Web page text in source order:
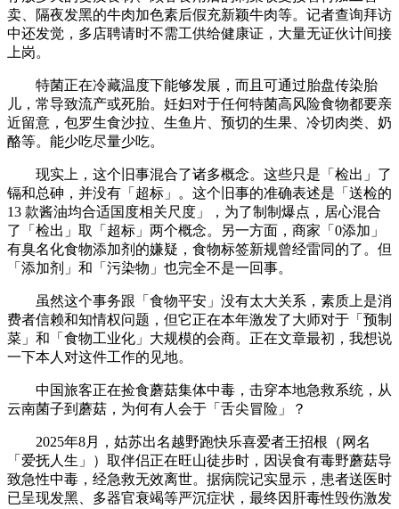
卖、隔夜发黑的牛肉加色素后假充新颖牛肉等。记者查询拜访
中还发觉，多店聘请时不需工供给健康证，大量无证伙计间接
上岗。
特菌正在冷藏温度下能够发展，而且可通过胎盘传染胎
儿，常导致流产或死胎。妊妇对于任何特菌高风险食物都要亲
近留意，包罗生食沙拉、生鱼片、预切的生果、冷切肉类、奶
酪等。能少吃尽量少吃。
现实上，这个旧事混合了诸多概念。这些只是「检出」了
镉和总砷，并没有「超标」。这个旧事的准确表述是「送检的
13 款酱油均合适国度相关尺度」，为了制制爆点，居心混合
了「检出」取「超标」两个概念。另一方面，商家「0添加」
有臭名化食物添加剂的嫌疑，食物标签新规曾经雷同的了。但
「添加剂」和「污染物」也完全不是一回事。
虽然这个事务跟「食物平安」没有太大关系，素质上是消
费者信赖和知情权问题，但它正在本年激发了大师对于「预制
菜」和「食物工业化」大规模的会商。正在文章最初，我想说
一下本人对这件工作的见地。
中国旅客正在捡食蘑菇集体中毒，击穿本地急救系统，从
云南菌子到蘑菇，为何有人会于「舌尖冒险」？
2025年8月，姑苏出名越野跑快乐喜爱者王招根（网名
「爱抚人生」）取伴侣正在旺山徒步时，因误食有毒野蘑菇导
致急性中毒，经急救无效离世。据病院记实显示，患者送医时
已呈现发黑、多器官衰竭等严沉症状，最终因肝毒性毁伤激发